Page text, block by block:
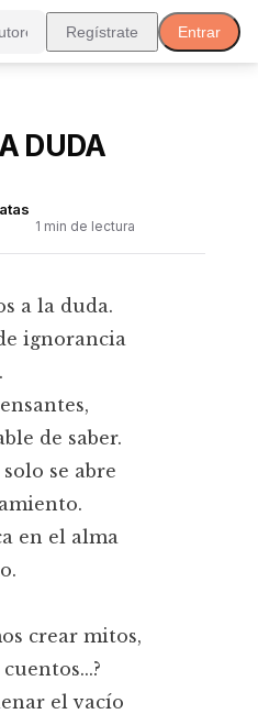
Regístrate Entrar
DUDA
1 min de lectura
a la duda.
ignorancia
de saber.
se abre
en el alma
crear mitos,
el vacío